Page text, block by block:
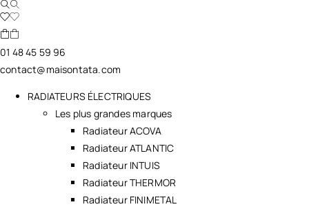
01 48 45 59 96
contact@maisontata.com
RADIATEURS ÉLECTRIQUES
Les plus grandes marques
Radiateur ACOVA
Radiateur ATLANTIC
Radiateur INTUIS
Radiateur THERMOR
Radiateur FINIMETAL